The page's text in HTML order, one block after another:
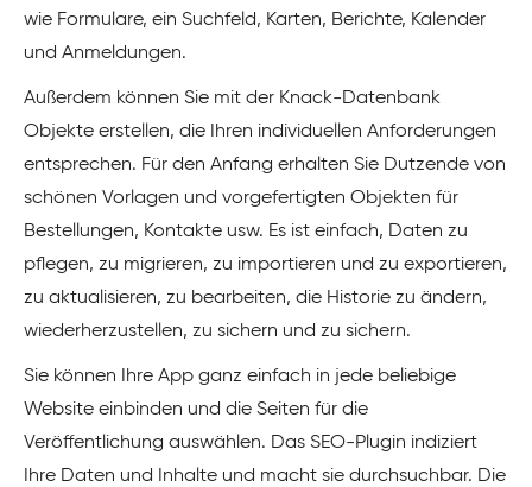
wie Formulare, ein Suchfeld, Karten, Berichte, Kalender
und Anmeldungen.
Außerdem können Sie mit der Knack-Datenbank
Objekte erstellen, die Ihren individuellen Anforderungen
entsprechen. Für den Anfang erhalten Sie Dutzende von
schönen Vorlagen und vorgefertigten Objekten für
Bestellungen, Kontakte usw. Es ist einfach, Daten zu
pflegen, zu migrieren, zu importieren und zu exportieren,
zu aktualisieren, zu bearbeiten, die Historie zu ändern,
wiederherzustellen, zu sichern und zu sichern.
Sie können Ihre App ganz einfach in jede beliebige
Website einbinden und die Seiten für die
Veröffentlichung auswählen. Das SEO-Plugin indiziert
Ihre Daten und Inhalte und macht sie durchsuchbar. Die